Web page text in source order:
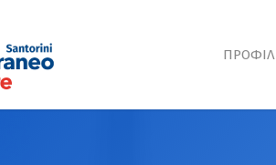
ΠΡΟΦΙΛ